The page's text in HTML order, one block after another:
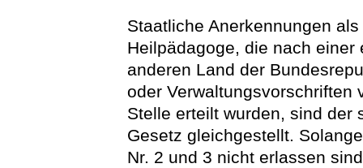
Staatliche Anerkennungen
Heilpädagoge, die nach
anderen Land der
oder Verwaltungsvorschriften
Stelle erteilt wurden, sind der
Gesetz gleichgestellt.
Nr. 2 und 3 nicht erlassen